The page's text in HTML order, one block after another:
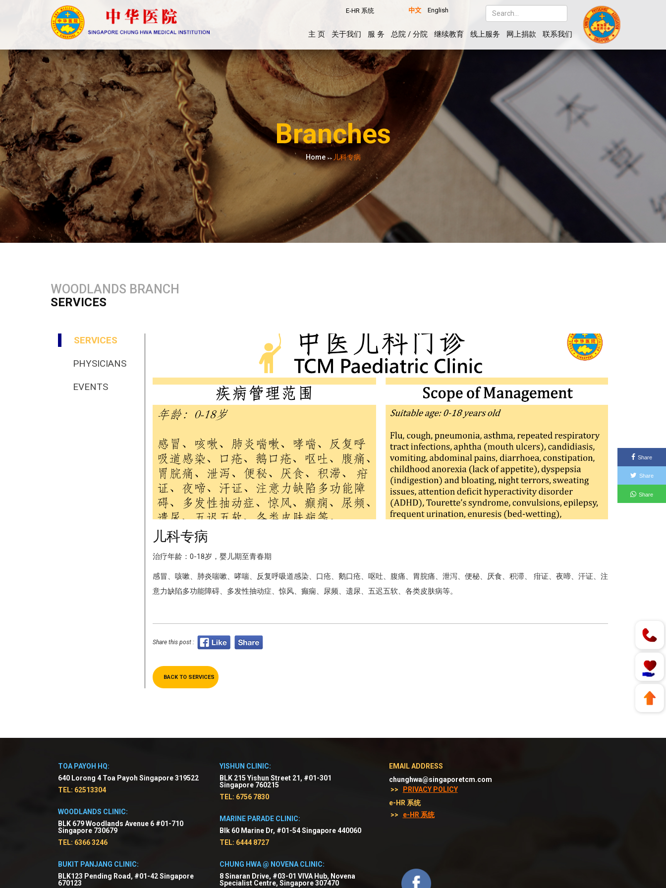
E-HR 系统 中文 English
主 页 关于我们 服 务 总院 / 分院 继续教育 线上服务 网上捐款 联系我们
Branches
Home >> 儿科专病
WOODLANDS BRANCH
SERVICES
SERVICES
PHYSICIANS
EVENTS
儿科专病
治疗年龄：0-18岁，婴儿期至青春期
感冒、咳嗽、肺炎喘嗽、哮喘、反复呼吸道感染、口疮、鹅口疮、呕吐、腹痛、胃脘痛、泄泻、便秘、厌食、积滞、 疳证、夜啼、汗证、注
意力缺陷多功能障碍、多发性抽动症、惊风、癫痫、尿频、遗尿、五迟五软、各类皮肤病等。
Share this post :
BACK TO SERVICES
TOA PAYOH HQ:
640 Lorong 4 Toa Payoh Singapore 319522
TEL: 62513304
WOODLANDS CLINIC:
BLK 679 Woodlands Avenue 6 #01-710
Singapore 730679
TEL: 6366 3246
BUKIT PANJANG CLINIC:
BLK123 Pending Road, #01-42 Singapore
670123
YISHUN CLINIC:
BLK 215 Yishun Street 21, #01-301
Singapore 760215
TEL: 6756 7830
MARINE PARADE CLINIC:
Blk 60 Marine Dr, #01-54 Singapore 440060
TEL: 6444 8727
CHUNG HWA @ NOVENA CLINIC:
8 Sinaran Drive, #03-01 VIVA Hub, Novena
Specialist Centre, Singapore 307470
EMAIL ADDRESS
chunghwa@singaporetcm.com
>>
PRIVACY POLICY
e-HR 系统
>>
e-HR 系统
Share
Share
Share